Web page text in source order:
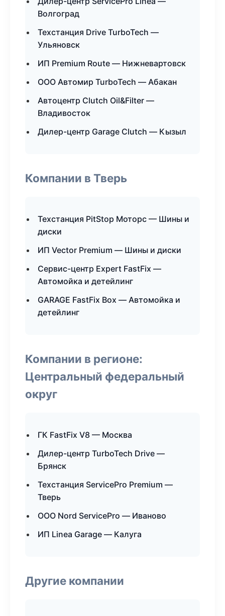
Волгоград
Техстанция Drive TurboTech —
Ульяновск
ИП Premium Route — Нижневартовск
ООО Автомир TurboTech — Абакан
Автоцентр Clutch Oil&Filter —
Владивосток
Дилер-центр Garage Clutch — Кызыл
Компании в Тверь
Техстанция PitStop Моторс — Шины и
диски
ИП Vector Premium — Шины и диски
Сервис-центр Expert FastFix —
Автомойка и детейлинг
GARAGE FastFix Box — Автомойка и
детейлинг
Компании в регионе:
Центральный федеральный
округ
ГК FastFix V8 — Москва
Дилер-центр TurboTech Drive —
Брянск
Техстанция ServicePro Premium —
Тверь
ООО Nord ServicePro — Иваново
ИП Linea Garage — Калуга
Другие компании